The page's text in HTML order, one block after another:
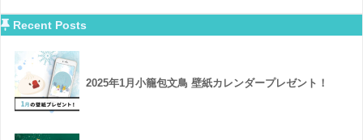
Recent Posts
2025年1月小籠包文鳥 壁紙カレンダープレゼント！